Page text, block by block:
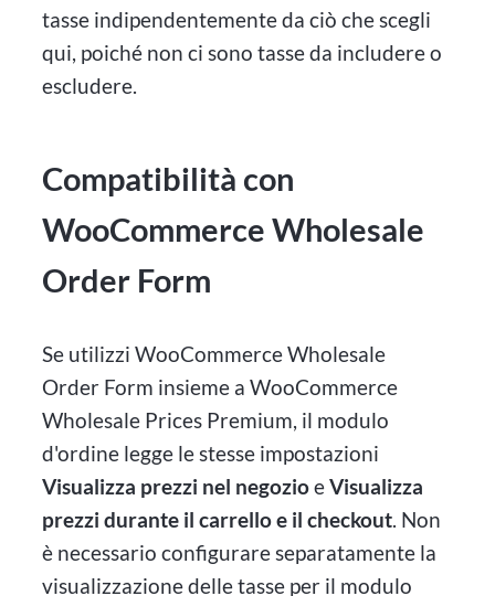
tasse indipendentemente da ciò che scegli
qui, poiché non ci sono tasse da includere o
escludere.
Compatibilità con
WooCommerce Wholesale
Order Form
Se utilizzi WooCommerce Wholesale
Order Form insieme a WooCommerce
Wholesale Prices Premium, il modulo
d'ordine legge le stesse impostazioni
Visualizza prezzi nel negozioeVisualizza
prezzi durante il carrello e il checkout. Non
è necessario configurare separatamente la
visualizzazione delle tasse per il modulo